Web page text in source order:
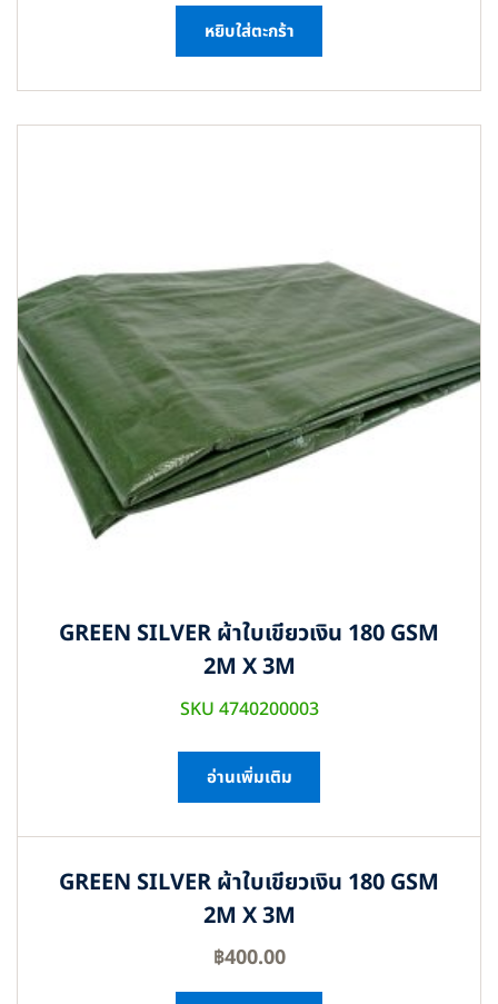
หยิบใส่ตะกร้า
GREEN SILVER ผ้าใบเขียวเงิน 180 GSM
2M X 3M
SKU 4740200003
อ่านเพิ่มเติม
GREEN SILVER ผ้าใบเขียวเงิน 180 GSM
2M X 3M
฿400.00